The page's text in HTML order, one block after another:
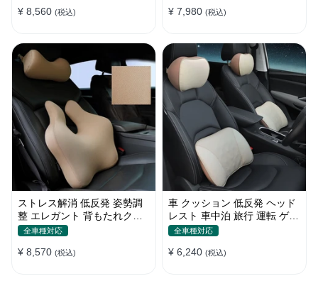
¥ 8,560 (税込) ¥ 7,980 (税込)
ストレス解消 低反発 姿勢調
整 エレガント 背もたれクッ
ション メモリ綿 車 高品質 四
全車種対応
¥ 8,570 (税込)
車 クッション 低反発 ヘッド
レスト 車中泊 旅行 運転 ゲー
ミングチェア 頚椎サポート
全車種対応
¥ 6,240 (税込)